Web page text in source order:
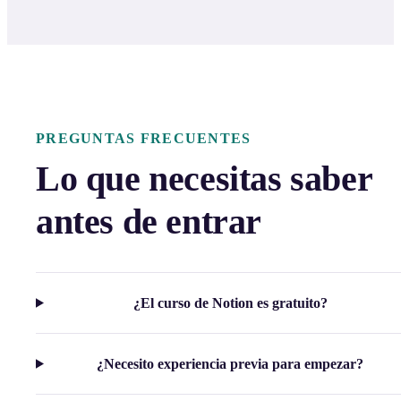
PREGUNTAS FRECUENTES
Lo que necesitas saber
antes de entrar
¿El curso de Notion es gratuito?
¿Necesito experiencia previa para empezar?